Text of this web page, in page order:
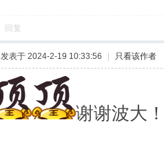
回复
发表于 2024-2-19 10:33:56 只看该作者
谢谢波大